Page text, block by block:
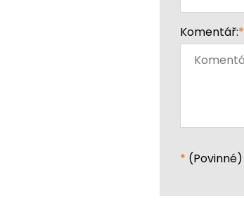
Komentář:*
* (Povinné)